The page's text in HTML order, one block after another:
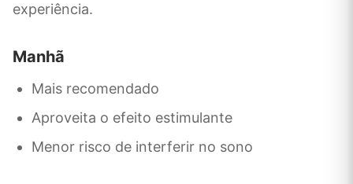
experiência.
Manhã
Mais recomendado
Aproveita o efeito estimulante
Menor risco de interferir no sono